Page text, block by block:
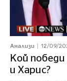
Анализи 12/09/
Кой
и Харис?